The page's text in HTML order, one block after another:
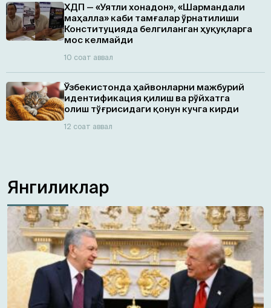
ХДП — «Уятли хонадон», «Шармандали
маҳалла» каби тамғалар ўрнатилиши
Конституцияда белгиланган ҳуқуқларга
мос келмайди
10 соат аввал
Ўзбекистонда ҳайвонларни мажбурий
идентификация қилиш ва рўйхатга
олиш тўғрисидаги қонун кучга кирди
12 соат аввал
Янгиликлар